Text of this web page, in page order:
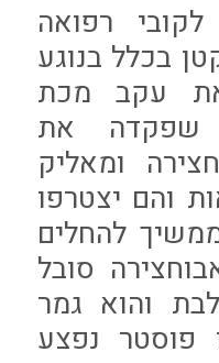
רפואה
בכלל בנוגע
עקב מכת
שפקדה את
ומאליק
והם יצטרפו
להחלים
סובל
והוא גמר
פוסטר נפצע